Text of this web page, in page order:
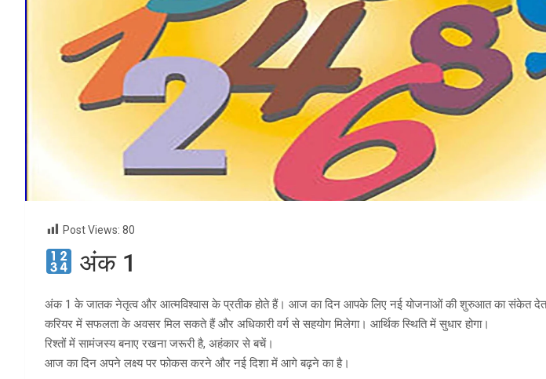
Post Views: 80
अंक 1
अंक 1 के जातक नेतृत्व और आत्मविश्वास के प्रतीक होते हैं। आज का दिन आपके लिए नई योजनाओं की शुरुआत का संकेत
करियर में सफलता के अवसर मिल सकते हैं और अधिकारी वर्ग से सहयोग मिलेगा। आर्थिक स्थिति में सुधार होगा।
रिश्तों में सामंजस्य बनाए रखना जरूरी है, अहंकार से बचें।
आज का दिन अपने लक्ष्य पर फोकस करने और नई दिशा में आगे बढ़ने का है।